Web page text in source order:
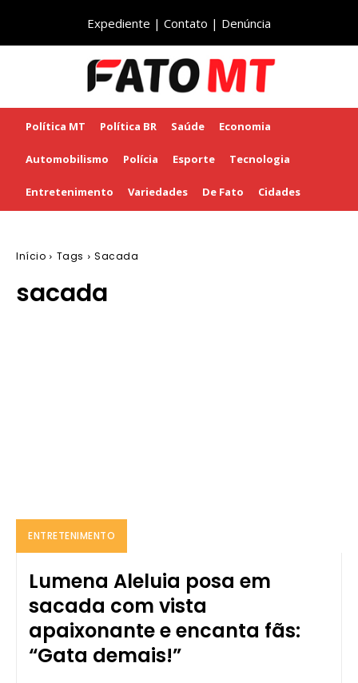
Expediente | Contato | Denúncia
Política MT Política BR Saúde Economia
Automobilismo Polícia Esporte Tecnologia
Entretenimento Variedades De Fato Cidades
Início Tags Sacada
sacada
ENTRETENIMENTO
Lumena Aleluia posa em
sacada com vista
apaixonante e encanta fãs:
“Gata demais!”